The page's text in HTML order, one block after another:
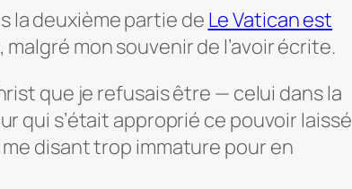
la deuxième partie de Le Vatican est
malgré mon souvenir de l’avoir écrite.
que je refusais être — celui dans la
qui s’était approprié ce pouvoir laissé
disant trop immature pour en